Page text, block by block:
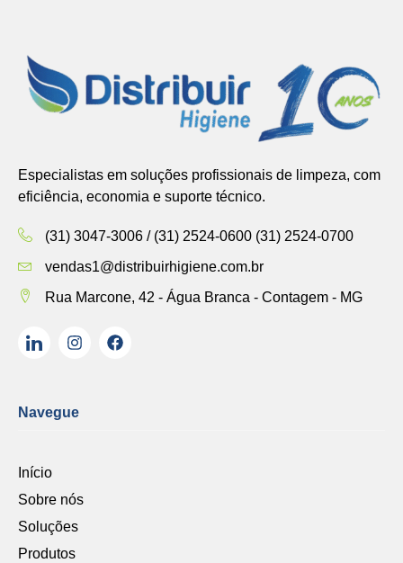
Especialistas em soluções profissionais de limpeza, com
eficiência, economia e suporte técnico.
(31) 3047-3006 / (31) 2524-0600 (31) 2524-0700
vendas1@distribuirhigiene.com.br
Rua Marcone, 42 - Água Branca - Contagem - MG
Navegue
Início
Sobre nós
Soluções
Produtos